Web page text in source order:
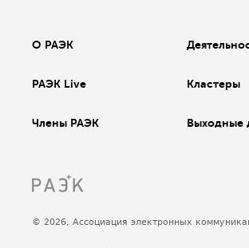
О РАЭК
РАЭК Live Кластеры
Члены РАЭК Выходные
© 2026, Ассоциация электронных